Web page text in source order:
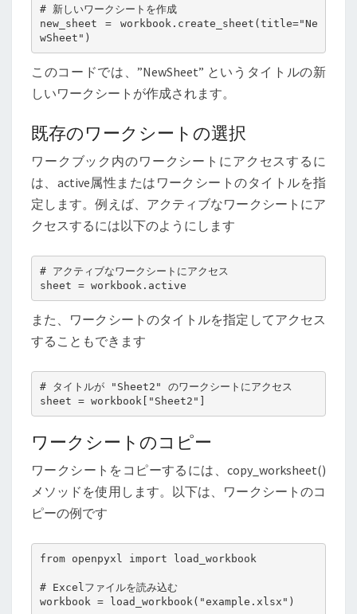
# 新しいワークシートを作成
new_sheet = workbook.create_sheet(title="Ne
wSheet")
このコードでは、”NewSheet” というタイトルの新
しいワークシートが作成されます。
既存のワークシートの選択
ワークブック内のワークシートにアクセスするに
は、active属性またはワークシートのタイトルを指
定します。例えば、アクティブなワークシートにア
クセスするには以下のようにします
# アクティブなワークシートにアクセス
sheet = workbook.active
また、ワークシートのタイトルを指定してアクセス
することもできます
# タイトルが "Sheet2" のワークシートにアクセス
sheet = workbook["Sheet2"]
ワークシートのコピー
ワークシートをコピーするには、copy_worksheet()
メソッドを使用します。以下は、ワークシートのコ
ピーの例です
from openpyxl import load_workbook
# Excelファイルを読み込む
workbook = load_workbook("example.xlsx")